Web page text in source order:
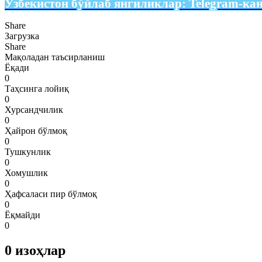
Ўзбекистон бўйлаб янгиликлар: Telegram-
Share
Загрузка
Share
Мақоладан таъсирланиш
Ёқади
0
Таҳсинга лойиқ
0
Хурсандчилик
0
Ҳайрон бўлмоқ
0
Тушкунлик
0
Хомушлик
0
Ҳафсаласи пир бўлмоқ
0
Ёқмайди
0
0 изоҳлар